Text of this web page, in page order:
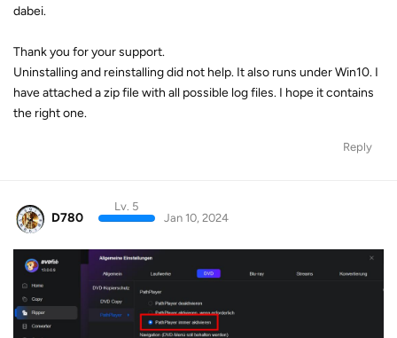
dabei.
Thank you for your support.
Uninstalling and reinstalling did not help. It also runs under Win10. I
have attached a zip file with all possible log files. I hope it contains
the right one.
Reply
D780
Lv. 5
Jan 10, 2024